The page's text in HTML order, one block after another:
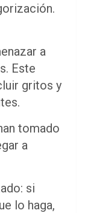
a
Este
gritos y
tomado
a
si
lo haga,